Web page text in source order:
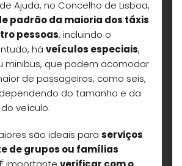
Ajuda, no Concelho de Lisboa,
padrão da maioria dos táxis
pessoas, incluindo o
há veículos especiais,
minibus, que podem acomodar
de passageiros, como seis,
do tamanho e da
veículo.
são ideais para serviços
de grupos ou famílias